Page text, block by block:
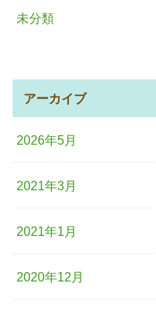
未分類
アーカイブ
2026年5月
2021年3月
2021年1月
2020年12月